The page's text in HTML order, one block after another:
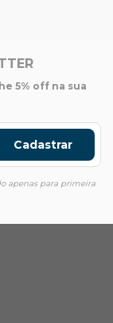
5% off na sua
Cadastrar
apenas para primeira